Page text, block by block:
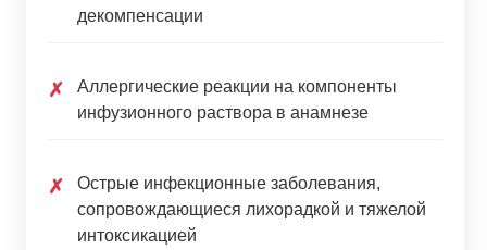
декомпенсации
✗
Аллергические реакции на компоненты
инфузионного раствора в анамнезе
✗
Острые инфекционные заболевания,
сопровождающиеся лихорадкой и тяжелой
интоксикацией